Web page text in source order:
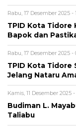
Rabu, 17 Desember 2025 -
TPID Kota Tidore
Bapok dan
Rabu, 17 Desember 2025 -
TPID Kota Tidore
Jelang Nataru
Kamis, 11 Desember 2025
Budiman L.
Taliabu